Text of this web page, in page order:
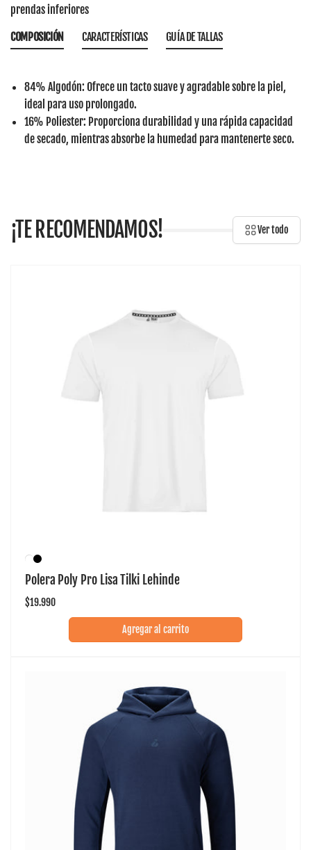
prendas inferiores
COMPOSICIÓN
84% Algodón: Ofrece un tacto suave y agradable sobre la piel,
ideal para uso prolongado.
16% Poliester: Proporciona durabilidad y una rápida capacidad
de secado, mientras absorbe la humedad para mantenerte seco.
CARACTERÍSTICAS GUÍA DE TALLAS
¡TE RECOMENDAMOS! Ver todo
Polera Poly Pro Lisa Tilki Lehinde
Precio
$19.990
Agregar al carrito